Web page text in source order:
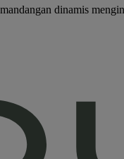
dinamis